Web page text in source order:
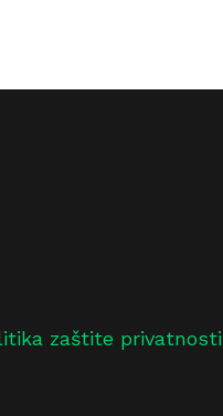
zaštite privatnosti